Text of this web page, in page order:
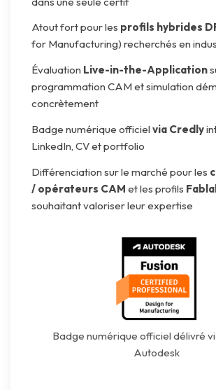
Atout fort pour les profils hybrides
for Manufacturing) recherchés en
Évaluation Live-in-the-Application
programmation CAM et simulation
concrètement
Badge numérique officiel via Credly
LinkedIn, CV et portfolio
Différenciation sur le marché pour les
/ opérateurs CAM et les profils
souhaitant valoriser leur expertise
Badge numérique officiel délivré
Autodesk